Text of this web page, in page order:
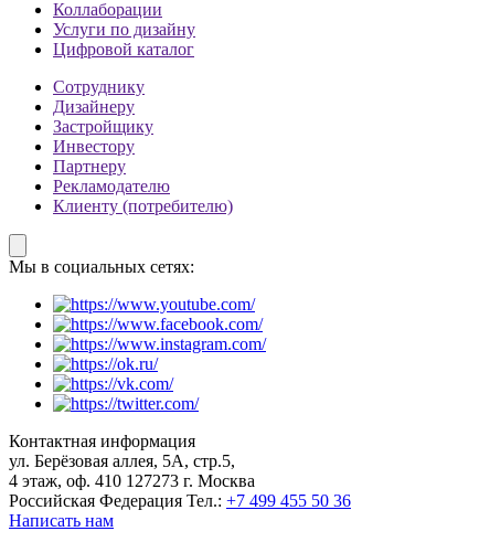
Коллаборации
Услуги по дизайну
Цифровой каталог
Сотруднику
Дизайнеру
Застройщику
Инвестору
Партнеру
Рекламодателю
Клиенту (потребителю)
Мы в социальных сетях:
Контактная информация
ул. Берёзовая аллея, 5А, стр.5,
4 этаж, оф. 410 127273 г. Москва
Российская Федерация Тел.: +7 499 455 50 36
Написать нам